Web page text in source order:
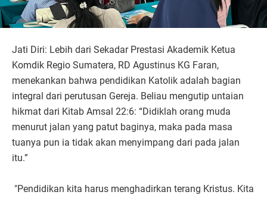
Jati Diri: Lebih dari Sekadar Prestasi Akademik Ketua
Komdik Regio Sumatera, RD Agustinus KG Faran,
menekankan bahwa pendidikan Katolik adalah bagian
integral dari perutusan Gereja. Beliau mengutip untaian
hikmat dari Kitab Amsal 22:6: “Didiklah orang muda
menurut jalan yang patut baginya, maka pada masa
tuanya pun ia tidak akan menyimpang dari pada jalan
itu.”
"Pendidikan kita harus menghadirkan terang Kristus. Kita